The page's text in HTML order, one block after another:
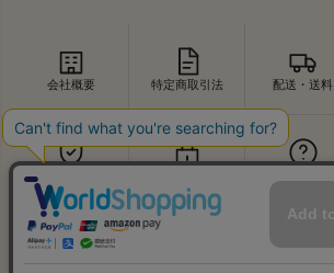
会社概要 特定商取引法 配送・送料
セキュリティ